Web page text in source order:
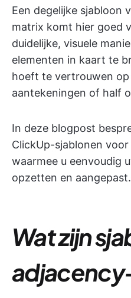
Een degelijke sjabloon
matrix komt hier goed
duidelijke, visuele
elementen in kaart te
hoeft te vertrouwen op
aantekeningen of half
In deze blogpost
ClickUp-sjablonen
waarmee u eenvoudig
opzetten en
Wat zijn